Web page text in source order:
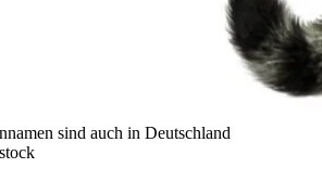
sind auch in Deutschland